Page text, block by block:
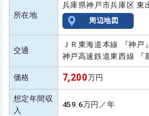
所在地
兵庫県神戸市兵庫区 東
周辺地図
交通
ＪＲ東海道本線 『神戸
神戸高速鉄道東西線 『
価格 7,200万円
想定年間収
入
459.6万円／年